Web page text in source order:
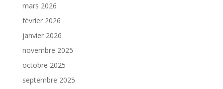
mars 2026
février 2026
janvier 2026
novembre 2025
octobre 2025
septembre 2025